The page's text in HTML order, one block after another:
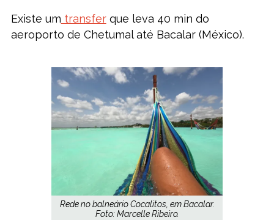
Existe um transferque leva 40 min do
aeroporto de Chetumal até Bacalar (México).
Rede no balneário Cocalitos, em Bacalar.
Foto: Marcelle Ribeiro.